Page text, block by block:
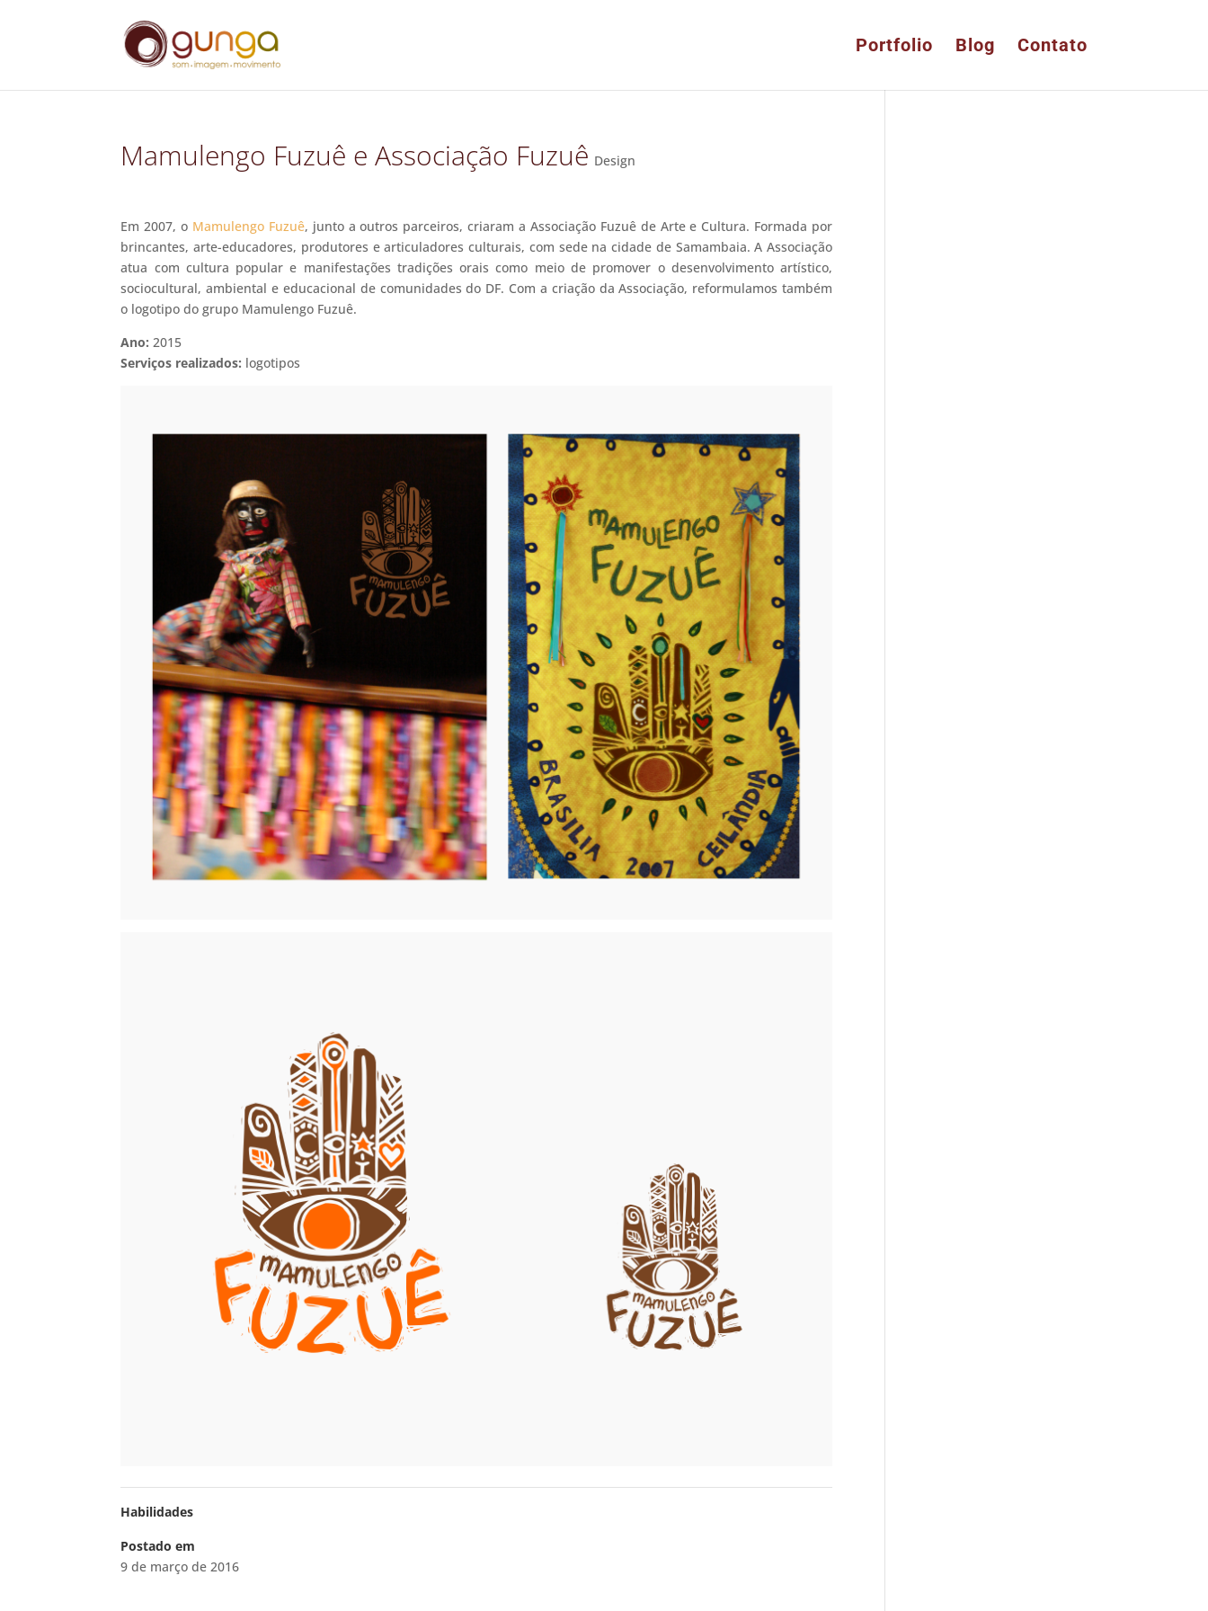
Portfolio Blog Contato
Mamulengo Fuzuê e Associação Fuzuê Design
Em 2007, o Mamulengo Fuzuê, junto a outros parceiros, criaram a Associação Fuzuê de Arte e Cultura. Formada por
brincantes, arte-educadores, produtores e articuladores culturais, com sede na cidade de Samambaia. A Associação
atua com cultura popular e manifestações tradições orais como meio de promover o desenvolvimento artístico,
sociocultural, ambiental e educacional de comunidades do DF. Com a criação da Associação, reformulamos também
o logotipo do grupo Mamulengo Fuzuê.
Ano: 2015
Serviços realizados: logotipos
Habilidades
Postado em
9 de março de 2016